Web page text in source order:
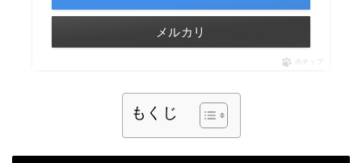
メルカリ
ポチップ
もくじ